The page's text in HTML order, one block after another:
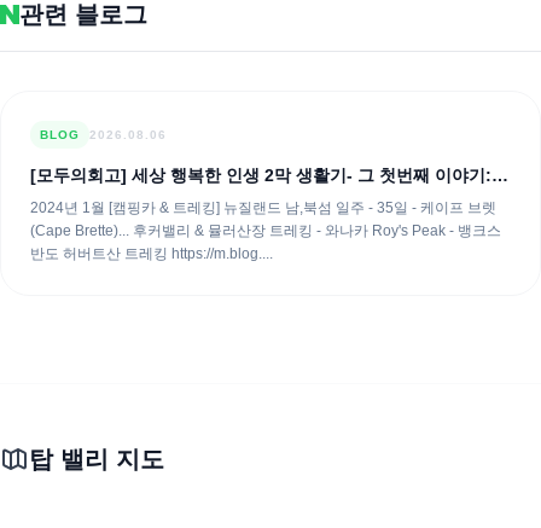
관련 블로그
BLOG 2026.08.06
[모두의회고] 세상 행복한 인생 2막 생활기- 그 첫번째 이야기:
세계....
2024년 1월 [캠핑카 & 트레킹] 뉴질랜드 남,북섬 일주 - 35일 - 케이프 브렛
(Cape Brette)... 후커밸리 & 뮬러산장 트레킹 - 와나카 Roy's Peak - 뱅크스
반도 허버트산 트레킹 https://m.blog....
탑 밸리 지도